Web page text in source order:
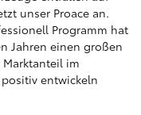
unser Proace an.
Programm hat
Jahren einen großen
im
entwickeln